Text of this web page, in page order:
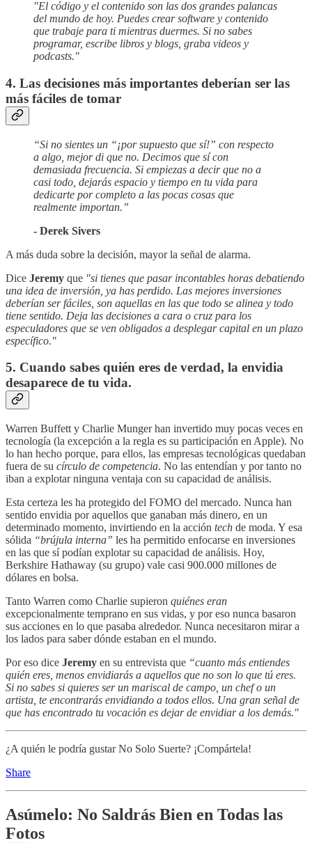
"El código y el contenido son las dos grandes palancas
del mundo de hoy. Puedes crear software y contenido
que trabaje para ti mientras duermes. Si no sabes
programar, escribe libros y blogs, graba videos y
podcasts."
4. Las decisiones más importantes deberían ser las
más fáciles de tomar
“Si no sientes un “¡por supuesto que sí!” con respecto
a algo, mejor di que no. Decimos que sí con
demasiada frecuencia. Si empiezas a decir que no a
casi todo, dejarás espacio y tiempo en tu vida para
dedicarte por completo a las pocas cosas que
realmente importan.”
- Derek Sivers
A más duda sobre la decisión, mayor la señal de alarma.
Dice Jeremy que "si tienes que pasar incontables horas debatiendo
una idea de inversión, ya has perdido. Las mejores inversiones
deberían ser fáciles, son aquellas en las que todo se alinea y todo
tiene sentido. Deja las decisiones a cara o cruz para los
especuladores que se ven obligados a desplegar capital en un plazo
específico."
5. Cuando sabes quién eres de verdad, la envidia
desaparece de tu vida.
Warren Buffett y Charlie Munger han invertido muy pocas veces en
tecnología (la excepción a la regla es su participación en Apple). No
lo han hecho porque, para ellos, las empresas tecnológicas quedaban
fuera de su círculo de competencia. No las entendían y por tanto no
iban a explotar ninguna ventaja con su capacidad de análisis.
Esta certeza les ha protegido del FOMO del mercado. Nunca han
sentido envidia por aquellos que ganaban más dinero, en un
determinado momento, invirtiendo en la acción tech de moda. Y esa
sólida “brújula interna” les ha permitido enfocarse en inversiones
en las que sí podían explotar su capacidad de análisis. Hoy,
Berkshire Hathaway (su grupo) vale casi 900.000 millones de
dólares en bolsa.
Tanto Warren como Charlie supieron quiénes eran
excepcionalmente temprano en sus vidas, y por eso nunca basaron
sus acciones en lo que pasaba alrededor. Nunca necesitaron mirar a
los lados para saber dónde estaban en el mundo.
Por eso dice Jeremy en su entrevista que “cuanto más entiendes
quién eres, menos envidiarás a aquellos que no son lo que tú eres.
Si no sabes si quieres ser un mariscal de campo, un chef o un
artista, te encontrarás envidiando a todos ellos. Una gran señal de
que has encontrado tu vocación es dejar de envidiar a los demás."
¿A quién le podría gustar No Solo Suerte? ¡Compártela!
Share
Asúmelo: No Saldrás Bien en Todas las
Fotos